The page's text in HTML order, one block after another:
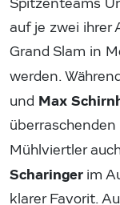
auf je zwei ihrer
Grand Slam in
werden.
und Max
Mühlviertler
Scharinger im
klarer Favorit.